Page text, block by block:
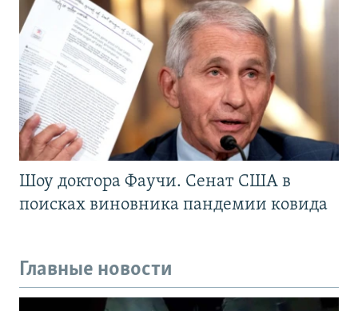
Шоу доктора Фаучи. Сенат США в
поисках виновника пандемии ковида
Главные новости